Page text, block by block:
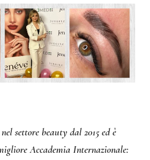
settore beauty dal 2015 ed è
Accademia Internazionale: